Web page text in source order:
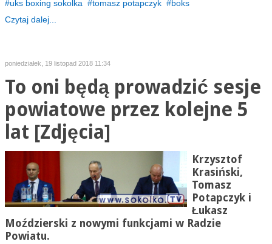
uks boxing sokolka
tomasz potapczyk
boks
Czytaj dalej...
poniedziałek, 19 listopad 2018 11:34
To oni będą prowadzić sesje
powiatowe przez kolejne 5
lat [Zdjęcia]
Krzysztof
Krasiński,
Tomasz
Potapczyk i
Łukasz
Moździerski z nowymi funkcjami w Radzie
Powiatu.